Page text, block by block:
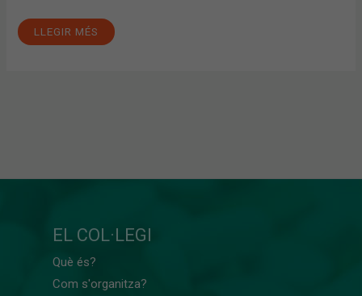
LLEGIR MÉS
EL COL·LEGI
Què és?
Com s'organitza?